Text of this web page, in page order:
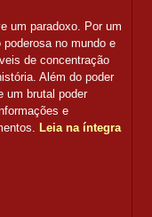
um paradoxo. Por um
no mundo e
de concentração
Além do poder
um brutal poder
e
Leia na íntegra